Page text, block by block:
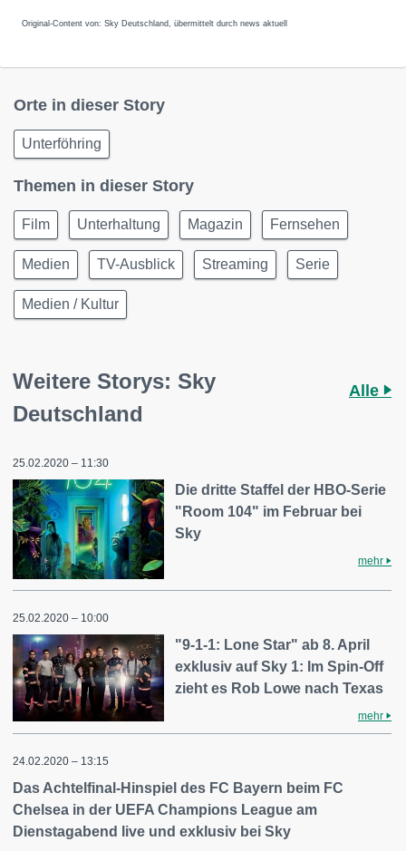
Original-Content von: Sky Deutschland, übermittelt durch news aktuell
Orte in dieser Story
Unterföhring
Themen in dieser Story
Film Unterhaltung Magazin Fernsehen
Medien TV-Ausblick Streaming Serie
Medien / Kultur
Weitere Storys: Sky
Deutschland
Alle
25.02.2020 – 11:30
Die dritte Staffel der HBO-Serie
"Room 104" im Februar bei
Sky
mehr
25.02.2020 – 10:00
"9-1-1: Lone Star" ab 8. April
exklusiv auf Sky 1: Im Spin-Off
zieht es Rob Lowe nach Texas
mehr
24.02.2020 – 13:15
Das Achtelfinal-Hinspiel des FC Bayern beim FC
Chelsea in der UEFA Champions League am
Dienstagabend live und exklusiv bei Sky